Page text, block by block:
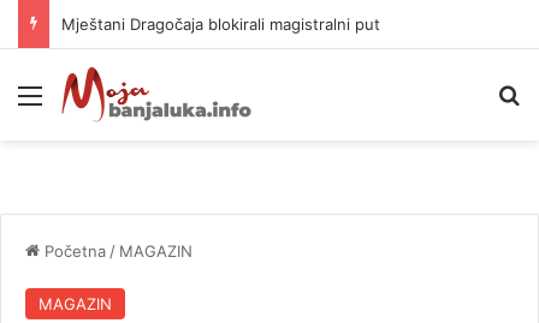
Helikopter ponovo gasi vatru u selima kod Trebinja
Meni
Početna / MAGAZIN
MAGAZIN